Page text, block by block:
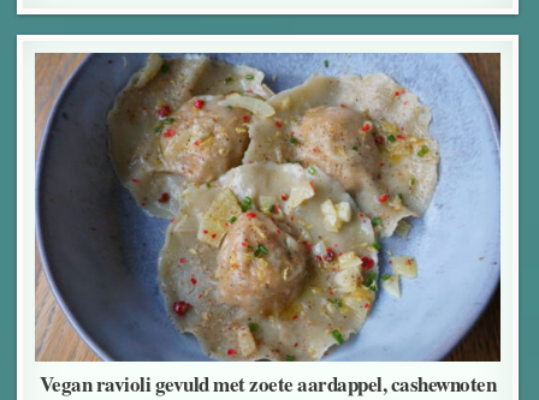
Vegan ravioli gevuld met zoete aardappel, cashewnoten